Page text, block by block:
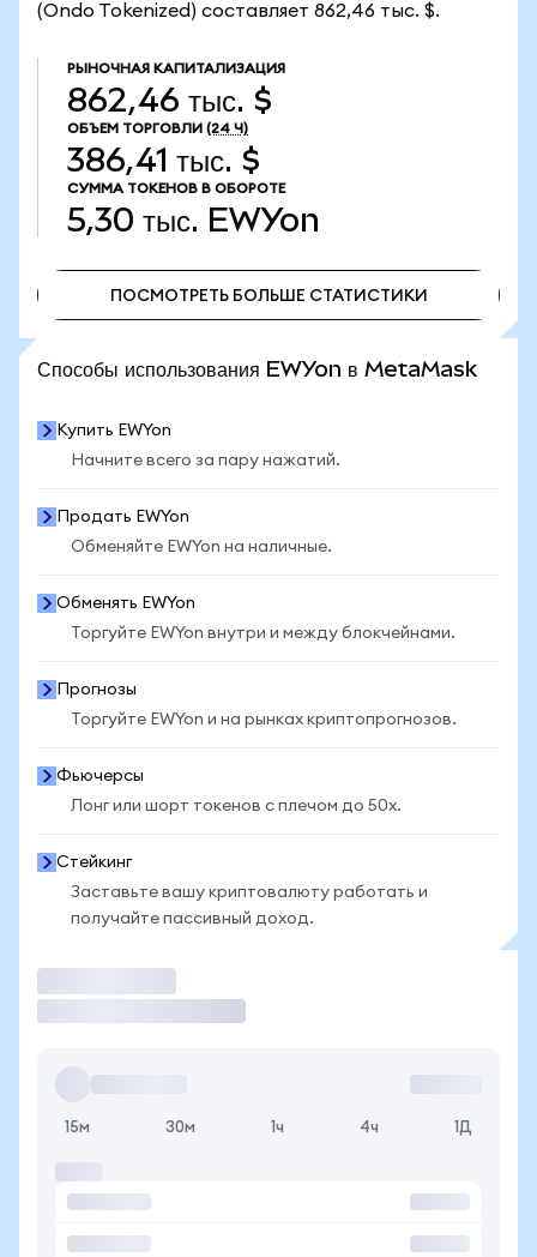
(Ondo Tokenized) составляет 862,46 тыс. $.
РЫНОЧНАЯ КАПИТАЛИЗАЦИЯ
862,46 тыс. $
ОБЪЕМ ТОРГОВЛИ (24 Ч)
386,41 тыс. $
СУММА ТОКЕНОВ В ОБОРОТЕ
5,30 тыс. EWYon
ПОСМОТРЕТЬ БОЛЬШЕ СТАТИСТИКИ
Способы использования EWYon в MetaMask
Купить EWYon
Начните всего за пару нажатий.
Продать EWYon
Обменяйте EWYon на наличные.
Обменять EWYon
Торгуйте EWYon внутри и между блокчейнами.
Прогнозы
Торгуйте EWYon и на рынках криптопрогнозов.
Фьючерсы
Лонг или шорт токенов с плечом до 50x.
Стейкинг
Заставьте вашу криптовалюту работать и
получайте пассивный доход.
15м 30м 1ч 4ч 1Д